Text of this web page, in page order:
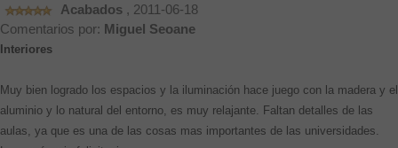
Acabados , 2011-06-18
Comentarios por: Miguel Seoane
Interiores
Muy bien logrado los espacios y la iluminación hace juego con la madera y el
aluminio y lo natural del entorno, es muy relajante. Faltan detalles de las
aulas, ya que es una de las cosas mas importantes de las universidades.